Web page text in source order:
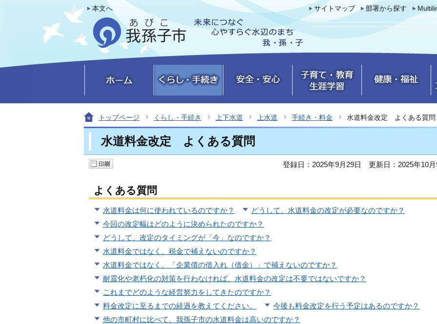
本文へ サイトマップ 部署から探す
トップページ くらし・手続き 上下水道 上水道 手続き・料金 水道料金改定 よくある質問
水道料金改定 よくある質問
登録日：2025年9月29日 更新日：2025年10
よくある質問
水道料金は何に使われているのですか？
どうして、水道料金の改定が必要なのですか？
今回の改定幅はどのように決められたのですか？
どうして、改定のタイミングが「今」なのですか？
水道料金ではなく、税金で補えないのですか？
水道料金ではなく、「企業債の借入れ（借金）」で補えないのですか？
耐震化や老朽化の対策を行わなければ、水道料金の改定は不要ではないですか？
これまでどのような経営努力をしてきたのですか？
料金改定に至るまでの経過を教えてください。
今後も料金改定を行う予定はあるのですか？
他の市町村に比べて、我孫子市の水道料金は高いのですか？